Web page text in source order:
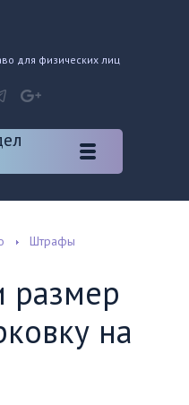
для физических лиц
Штрафы
размер
на